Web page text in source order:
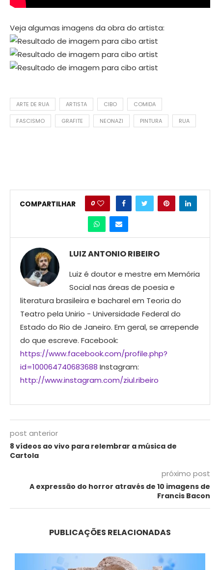
Veja algumas imagens da obra do artista:
ARTE DE RUA ARTISTA CIBO COMIDA
FASCISMO GRAFITE NEONAZI PINTURA RUA
COMPARTILHAR 0
LUIZ ANTONIO RIBEIRO
Luiz é doutor e mestre em Memória
Social nas áreas de poesia e
literatura brasileira e bacharel em Teoria do
Teatro pela Unirio - Universidade Federal do
Estado do Rio de Janeiro. Em geral, se arrepende
do que escreve. Facebook:
https://www.facebook.com/profile.php?
id=100064740683688 Instagram:
http://www.instagram.com/ziul.ribeiro
post anterior
8 vídeos ao vivo para relembrar a música de
Cartola
próximo post
A expressão do horror através de 10 imagens de
Francis Bacon
PUBLICAÇÕES RELACIONADAS